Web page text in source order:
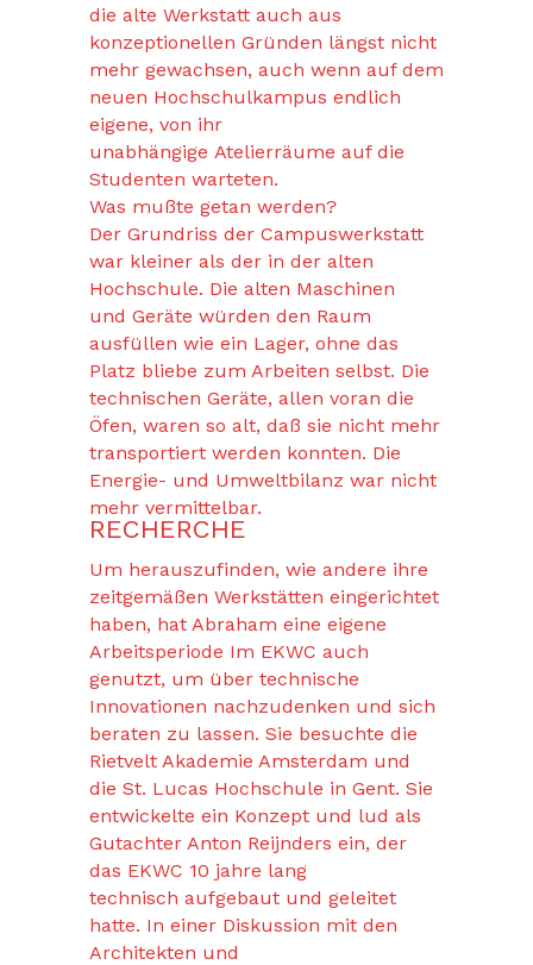
die alte Werkstatt auch aus
konzeptionellen Gründen längst nicht
mehr gewachsen, auch wenn auf dem
neuen Hochschulkampus endlich
eigene, von ihr
unabhängige Atelierräume auf die
Studenten warteten.
Was mußte getan werden?
Der Grundriss der Campuswerkstatt
war kleiner als der in der alten
Hochschule. Die alten Maschinen
und Geräte würden den Raum
ausfüllen wie ein Lager, ohne das
Platz bliebe zum Arbeiten selbst. Die
technischen Geräte, allen voran die
Öfen, waren so alt, daß sie nicht mehr
transportiert werden konnten. Die
Energie- und Umweltbilanz war nicht
mehr vermittelbar.
RECHERCHE
Um herauszufinden, wie andere ihre
zeitgemäßen Werkstätten eingerichtet
haben, hat Abraham eine eigene
Arbeitsperiode Im EKWC auch
genutzt, um über technische
Innovationen nachzudenken und sich
beraten zu lassen. Sie besuchte die
Rietvelt Akademie Amsterdam und
die St. Lucas Hochschule in Gent. Sie
entwickelte ein Konzept und lud als
Gutachter Anton Reijnders ein, der
das EKWC 10 jahre lang
technisch aufgebaut und geleitet
hatte. In einer Diskussion mit den
Architekten und